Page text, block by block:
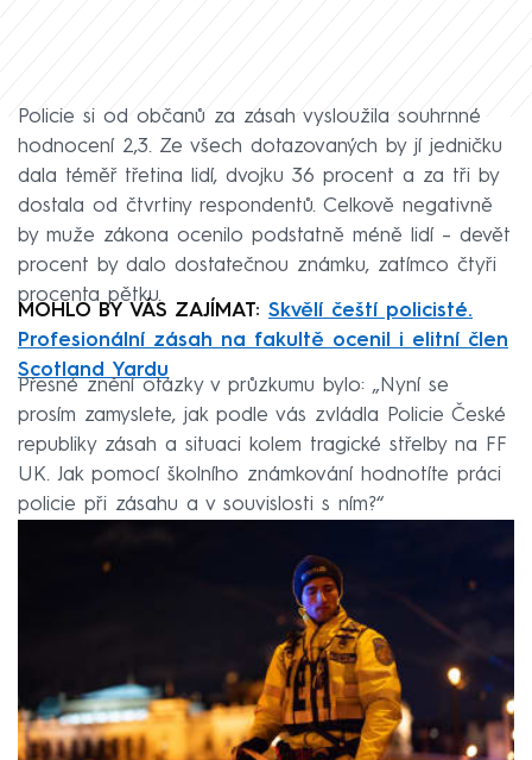
Policie si od občanů za zásah vysloužila souhrnné
hodnocení 2,3. Ze všech dotazovaných by jí jedničku
dala téměř třetina lidí, dvojku 36 procent a za tři by
dostala od čtvrtiny respondentů. Celkově negativně
by muže zákona ocenilo podstatně méně lidí – devět
procent by dalo dostatečnou známku, zatímco čtyři
procenta pětku.
MOHLO BY VÁS ZAJÍMAT: Skvělí čeští policisté.
Profesionální zásah na fakultě ocenil i elitní člen
Scotland Yardu
Přesné znění otázky v průzkumu bylo: „Nyní se
prosím zamyslete, jak podle vás zvládla Policie České
republiky zásah a situaci kolem tragické střelby na FF
UK. Jak pomocí školního známkování hodnotíte práci
policie při zásahu a v souvislosti s ním?“